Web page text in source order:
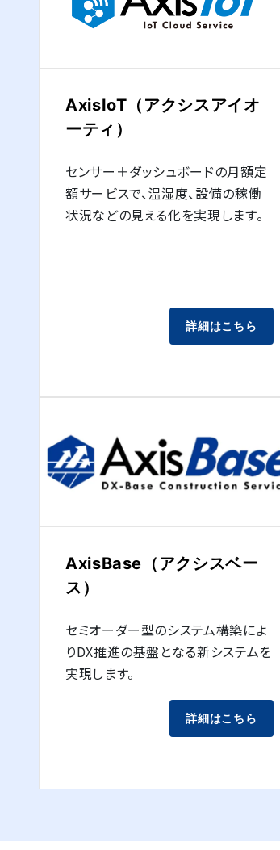
AxisIoT（アクシスアイオ
ーティ）
センサー＋ダッシュボードの月額定
額サービスで、温湿度、設備の稼働
状況などの見える化を実現します。
詳細はこちら
AxisBase（アクシスベー
ス）
セミオーダー型のシステム構築によ
りDX推進の基盤となる新システムを
実現します。
詳細はこちら